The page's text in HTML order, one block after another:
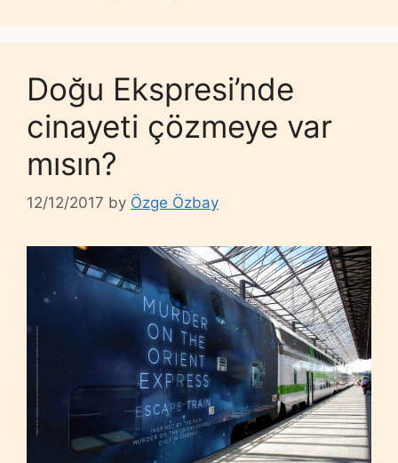
Doğu Ekspresi’nde
cinayeti çözmeye var
mısın?
12/12/2017 by Özge Özbay